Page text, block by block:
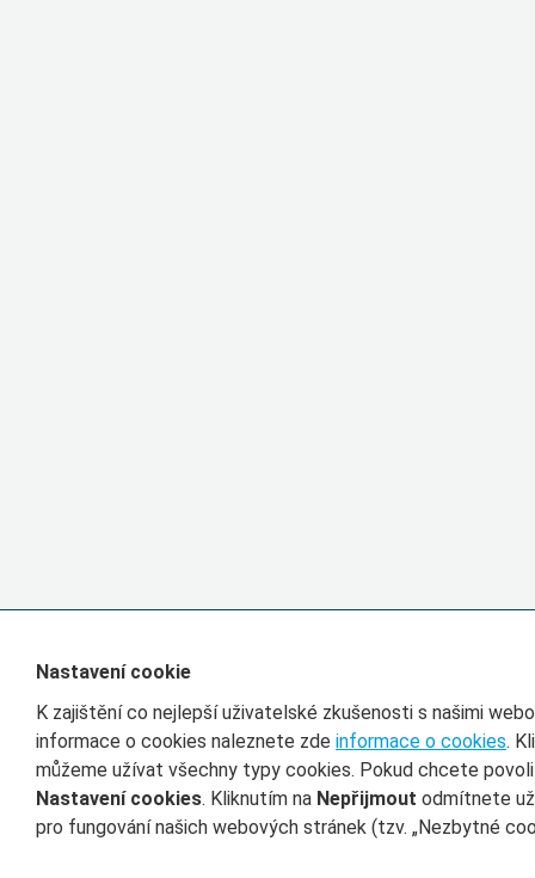
Nastavení cookie
K zajištění co nejlepší uživatelské zkušenosti s našimi
informace o cookies naleznete zde informace o cookies.
můžeme užívat všechny typy cookies. Pokud chcete
Nastavení cookies. Kliknutím na Nepřijmout odmítnete
pro fungování našich webových stránek (tzv. „Nezbytné